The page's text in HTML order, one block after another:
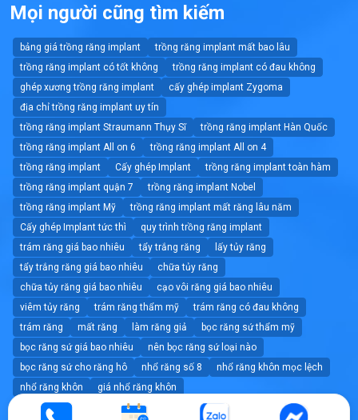
Mọi người cũng tìm kiếm
bảng giá trồng răng implant
trồng răng implant mất bao lâu
trồng răng implant có tốt không
trồng răng implant có đau không
ghép xương trồng răng implant
cấy ghép implant Zygoma
địa chỉ trồng răng implant uy tín
trồng răng implant Straumann Thụy Sĩ
trồng răng implant Hàn Quốc
trồng răng implant All on 6
trồng răng implant All on 4
trồng răng implant
Cấy ghép Implant
trồng răng implant toàn hàm
trồng răng implant quận 7
trồng răng implant Nobel
trồng răng implant Mỹ
trồng răng implant mất răng lâu năm
Cấy ghép Implant tức thì
quy trình trồng răng implant
trám răng giá bao nhiêu
tẩy trắng răng
lấy tủy răng
tẩy trắng răng giá bao nhiêu
chữa tủy răng
chữa tủy răng giá bao nhiêu
cạo vôi răng giá bao nhiêu
viêm tủy răng
trám răng thẩm mỹ
trám răng có đau không
trám răng
mất răng làm răng giả
bọc răng sứ thẩm mỹ
bọc răng sứ giá bao nhiêu
nên bọc răng sứ loại nào
bọc răng sứ cho răng hô
nhổ răng số 8
nhổ răng khôn mọc lệch
nhổ răng khôn
giá nhổ răng khôn
nhổ răng không đau tốt nhất tphcm
nhổ răng